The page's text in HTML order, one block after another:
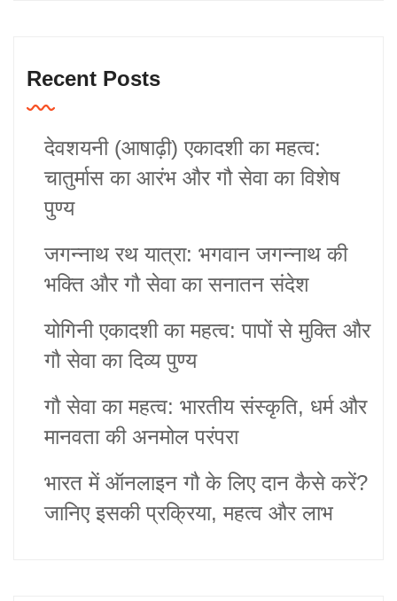
Recent Posts
देवशयनी (आषाढ़ी) एकादशी का महत्व:
चातुर्मास का आरंभ और गौ सेवा का विशेष
पुण्य
जगन्नाथ रथ यात्रा: भगवान जगन्नाथ की
भक्ति और गौ सेवा का सनातन संदेश
योगिनी एकादशी का महत्व: पापों से मुक्ति और
गौ सेवा का दिव्य पुण्य
गौ सेवा का महत्व: भारतीय संस्कृति, धर्म और
मानवता की अनमोल परंपरा
भारत में ऑनलाइन गौ के लिए दान कैसे करें?
जानिए इसकी प्रक्रिया, महत्व और लाभ